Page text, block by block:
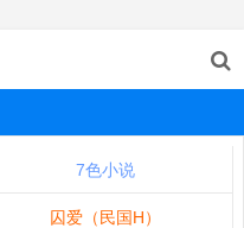
7色小说
囚爱（民国H）